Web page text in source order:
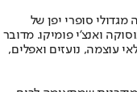
סופרי יפן של
ריונוסוקה ואנצ'י פומיקו. מדובר
עוצמה, נועזים ואפלים,